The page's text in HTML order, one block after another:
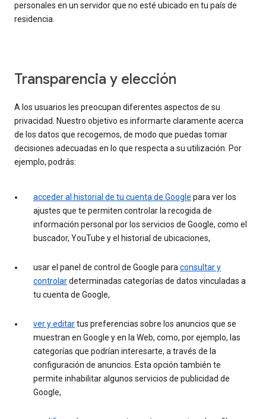
personales en un servidor que no esté ubicado en tu país de
residencia.
Transparencia y elección
A los usuarios les preocupan diferentes aspectos de su
privacidad. Nuestro objetivo es informarte claramente acerca
de los datos que recogemos, de modo que puedas tomar
decisiones adecuadas en lo que respecta a su utilización. Por
ejemplo, podrás:
acceder al historial de tu cuenta de Google para ver los
ajustes que te permiten controlar la recogida de
información personal por los servicios de Google, como el
buscador, YouTube y el historial de ubicaciones,
usar el panel de control de Google paraconsultar y
controlardeterminadas categorías de datos vinculadas a
tu cuenta de Google,
ver y editartus preferencias sobre los anuncios que se
muestran en Google y en la Web, como, por ejemplo, las
categorías que podrían interesarte, a través de la
configuración de anuncios. Esta opción también te
permite inhabilitar algunos servicios de publicidad de
Google,